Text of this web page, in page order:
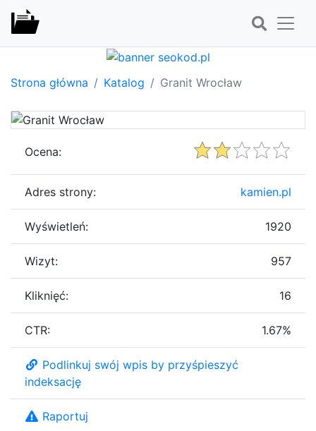
Strona główna Katalog Granit Wrocław
Ocena:
Adres strony: kamien.pl
Wyświetleń: 1920
Wizyt: 957
Kliknięć: 16
CTR: 1.67%
Podlinkuj swój wpis by przyśpieszyć
indeksację
Raportuj